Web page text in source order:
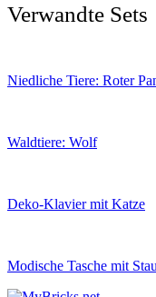
Verwandte Sets
Niedliche Tiere: Roter
Waldtiere: Wolf
Deko-Klavier mit Katze
Modische Tasche mit